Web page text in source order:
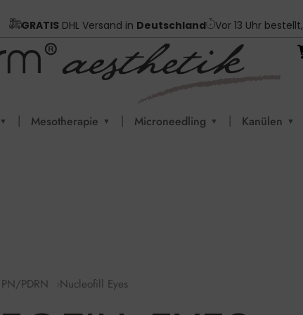
GRATIS DHL Versand in Deutschland Vor 13 Uhr bestellt,
▼ | Mesotherapie ▼ | Microneedling ▼ | Kanülen ▼
PDRN Nucleofill Eyes